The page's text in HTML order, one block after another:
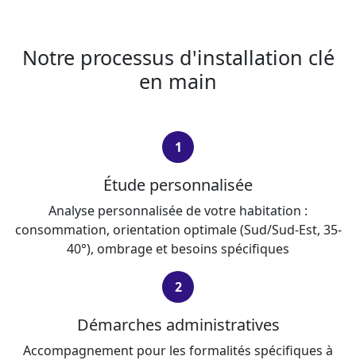
Notre processus d'installation clé
en main
1
Étude personnalisée
Analyse personnalisée de votre habitation :
consommation, orientation optimale (Sud/Sud-Est, 35-
40°), ombrage et besoins spécifiques
2
Démarches administratives
Accompagnement pour les formalités spécifiques à